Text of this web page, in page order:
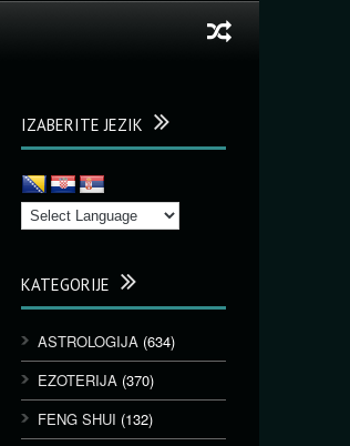
IZABERITE JEZIK
KATEGORIJE
ASTROLOGIJA (634)
EZOTERIJA (370)
FENG SHUI (132)